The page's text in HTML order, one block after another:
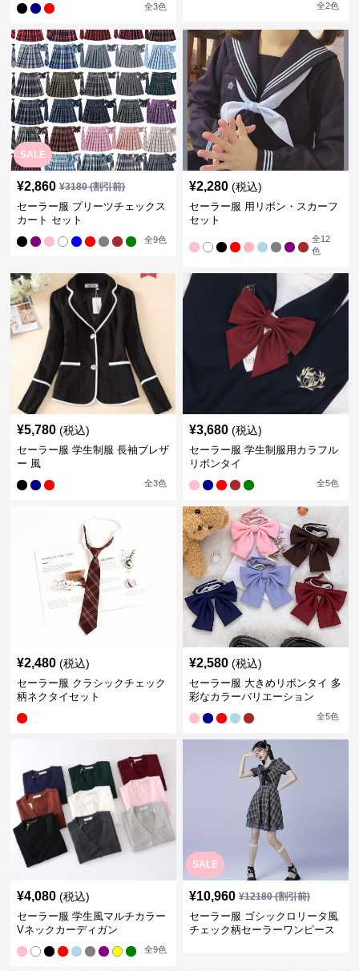
全3色 全2色
SALE
¥2,860 ¥3180(割引前)
セーラー服 プリーツチェックス
カート セット
全9色
¥2,280 (税込)
セーラー服 用リボン・スカーフ
セット
全12
色
¥5,780 (税込)
セーラー服 学生制服 長袖ブレザ
ー 風
全3色
¥3,680 (税込)
セーラー服 学生制服用カラフル
リボンタイ
全5色
¥2,480 (税込)
セーラー服 クラシックチェック
柄ネクタイセット
¥2,580 (税込)
セーラー服 大きめリボンタイ 多
彩なカラーバリエーション
全5色
¥4,080 (税込)
セーラー服 学生風マルチカラー
Vネックカーディガン
全9色
SALE
¥10,960 ¥12180(割引前)
セーラー服 ゴシックロリータ風
チェック柄セーラーワンピース